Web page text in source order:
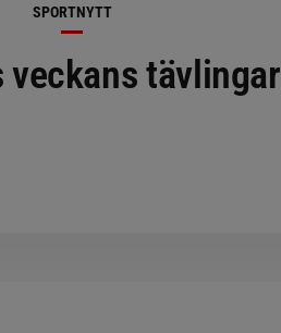
SPORTNYTT
veckans tävlingar